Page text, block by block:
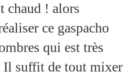
chaud ! alors
ce gaspacho
qui est très
Il suffit de tout mixer